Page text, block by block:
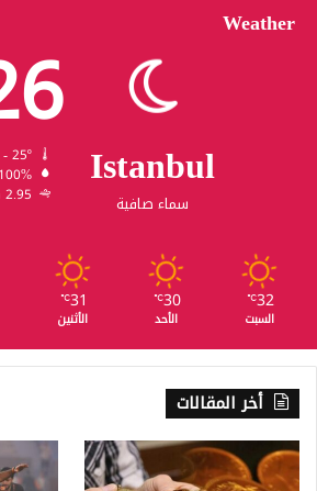
Weather
Istanbul
سماء صافية
100%
2.95 كيلومتر/ساعة
32
℃
السبت
30
℃
الأحد
31
℃
الأثنين
أخر المقالات